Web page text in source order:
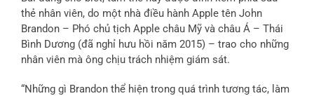
thẻ nhân viên, do một nhà điều hành Apple tên John
Brandon – Phó chủ tịch Apple châu Mỹ và châu Á – Thái
Bình Dương (đã nghỉ hưu hồi năm 2015) – trao cho những
nhân viên mà ông chịu trách nhiệm giám sát.
“Những gì Brandon thể hiện trong quá trình tương tác, làm